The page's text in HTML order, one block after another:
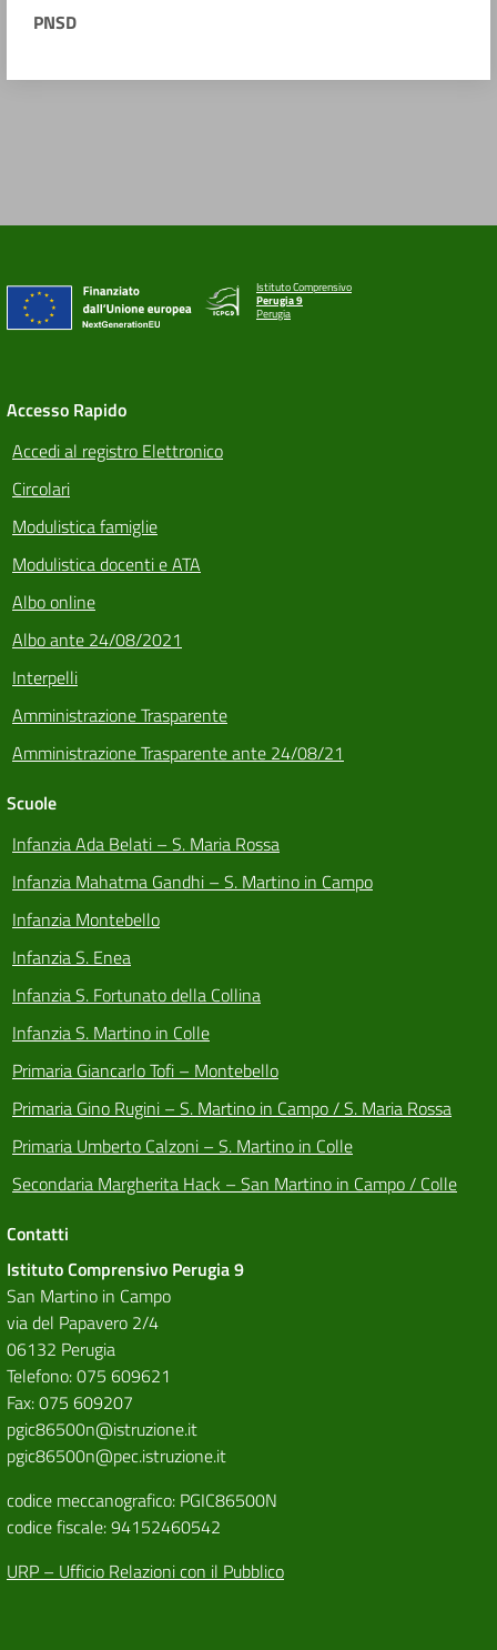
PNSD
Istituto Comprensivo
Perugia 9
Perugia
Accesso Rapido
Accedi al registro Elettronico
Circolari
Modulistica famiglie
Modulistica docenti e ATA
Albo online
Albo ante 24/08/2021
Interpelli
Amministrazione Trasparente
Amministrazione Trasparente ante 24/08/21
Scuole
Infanzia Ada Belati – S. Maria Rossa
Infanzia Mahatma Gandhi – S. Martino in Campo
Infanzia Montebello
Infanzia S. Enea
Infanzia S. Fortunato della Collina
Infanzia S. Martino in Colle
Primaria Giancarlo Tofi – Montebello
Primaria Gino Rugini – S. Martino in Campo / S. Maria Rossa
Primaria Umberto Calzoni – S. Martino in Colle
Secondaria Margherita Hack – San Martino in Campo / Colle
Contatti
Istituto Comprensivo Perugia 9
San Martino in Campo
via del Papavero 2/4
06132 Perugia
Telefono: 075 609621
Fax: 075 609207
pgic86500n@istruzione.it
pgic86500n@pec.istruzione.it
codice meccanografico: PGIC86500N
codice fiscale: 94152460542
URP – Ufficio Relazioni con il Pubblico